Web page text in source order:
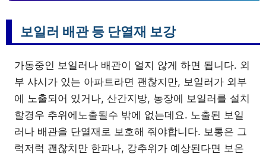
보일러 배관 등 단열재 보강
가동중인 보일러나 배관이 얼지 않게 하면 됩니다. 외
부 샤시가 있는 아파트라면 괜찮지만, 보일러가 외부
에 노출되어 있거나, 산간지방, 농장에 보일러를 설치
할경우 추위에노출될수 밖에 없는데요. 노출된 보일
러나 배관을 단열재로 보호해 줘야합니다. 보통은 그
럭저럭 괜찮치만 한파나, 강추위가 예상된다면 보온